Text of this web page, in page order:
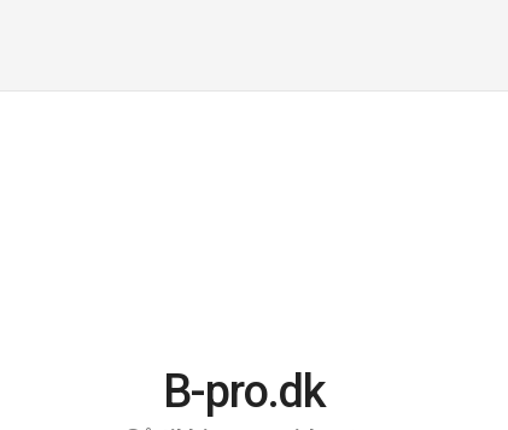
B-pro.dk